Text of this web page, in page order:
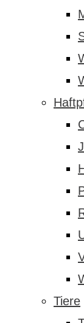
Tiere